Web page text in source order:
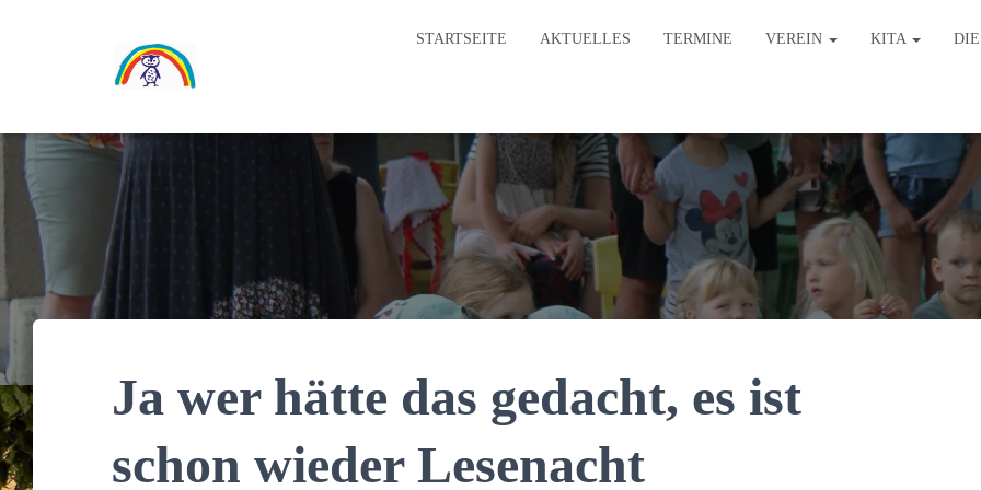
STARTSEITE AKTUELLES TERMINE VEREIN KITA
Ja wer hätte das gedacht, es ist
schon wieder Lesenacht